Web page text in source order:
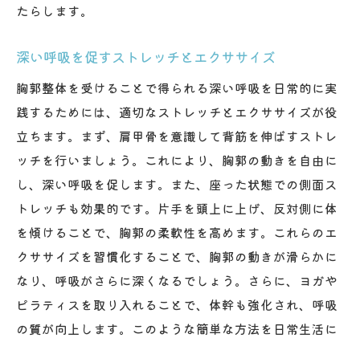
たらします。
深い呼吸を促すストレッチとエクササイズ
胸郭整体を受けることで得られる深い呼吸を日常的に実
践するためには、適切なストレッチとエクササイズが役
立ちます。まず、肩甲骨を意識して背筋を伸ばすストレ
ッチを行いましょう。これにより、胸郭の動きを自由に
し、深い呼吸を促します。また、座った状態での側面ス
トレッチも効果的です。片手を頭上に上げ、反対側に体
を傾けることで、胸郭の柔軟性を高めます。これらのエ
クササイズを習慣化することで、胸郭の動きが滑らかに
なり、呼吸がさらに深くなるでしょう。さらに、ヨガや
ピラティスを取り入れることで、体幹も強化され、呼吸
の質が向上します。このような簡単な方法を日常生活に